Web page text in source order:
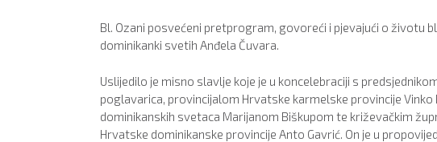
Bl. Ozani posvećeni pretprogram, govoreći i pjevajući o životu
dominikanki svetih Anđela Čuvara.
Uslijedilo je misno slavlje koje je u koncelebraciji s
poglavarica, provincijalom Hrvatske karmelske provincije
dominikanskih svetaca Marijanom Biškupom te križevačkim
Hrvatske dominikanske provincije Anto Gavrić. On je u